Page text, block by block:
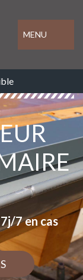
MENU
7 en cas